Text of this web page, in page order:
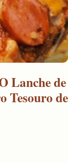
Lanche de
Tesouro de